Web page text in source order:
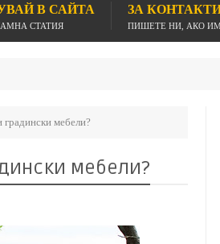
В САЙТА
СТАТИЯ
ЗА
ПИШЕТЕ НИ, АКО
градински мебели?
мебели?